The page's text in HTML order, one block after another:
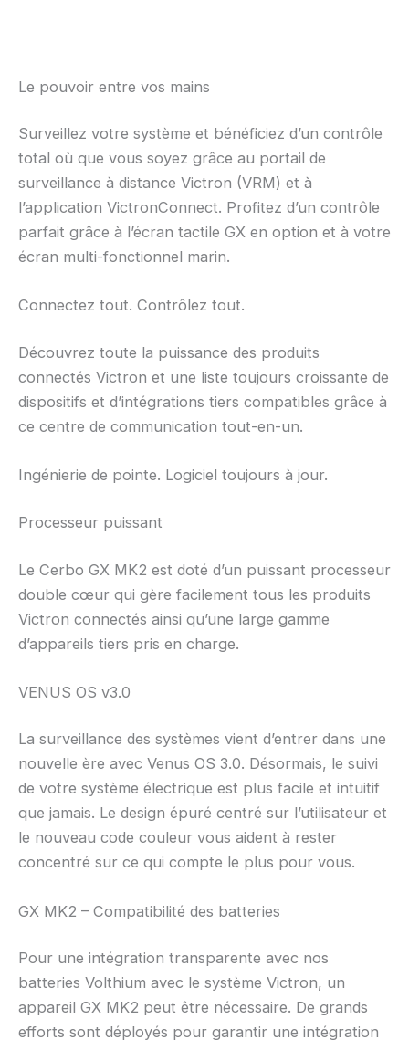
Le pouvoir entre vos mains
Surveillez votre système et bénéficiez d’un contrôle
total où que vous soyez grâce au portail de
surveillance à distance Victron (VRM) et à
l’application VictronConnect. Profitez d’un contrôle
parfait grâce à l’écran tactile GX en option et à votre
écran multi-fonctionnel marin.
Connectez tout. Contrôlez tout.
Découvrez toute la puissance des produits
connectés Victron et une liste toujours croissante de
dispositifs et d’intégrations tiers compatibles grâce à
ce centre de communication tout-en-un.
Ingénierie de pointe. Logiciel toujours à jour.
Processeur puissant
Le Cerbo GX MK2 est doté d’un puissant processeur
double cœur qui gère facilement tous les produits
Victron connectés ainsi qu’une large gamme
d’appareils tiers pris en charge.
VENUS OS v3.0
La surveillance des systèmes vient d’entrer dans une
nouvelle ère avec Venus OS 3.0. Désormais, le suivi
de votre système électrique est plus facile et intuitif
que jamais. Le design épuré centré sur l’utilisateur et
le nouveau code couleur vous aident à rester
concentré sur ce qui compte le plus pour vous.
GX MK2 – Compatibilité des batteries
Pour une intégration transparente avec nos
batteries Volthium avec le système Victron, un
appareil GX MK2 peut être nécessaire. De grands
efforts sont déployés pour garantir une intégration